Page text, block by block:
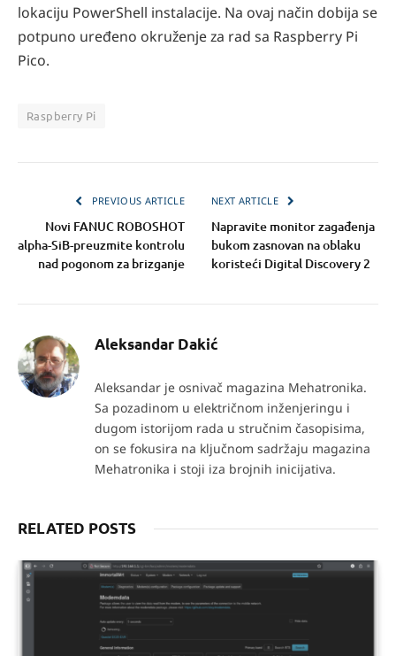
lokaciju PowerShell instalacije. Na ovaj način dobija se
potpuno uređeno okruženje za rad sa Raspberry Pi
Pico.
Raspberry Pi
PREVIOUS ARTICLE
Novi FANUC ROBOSHOT
alpha-SiB-preuzmite kontrolu
nad pogonom za brizganje
NEXT ARTICLE
Napravite monitor zagađenja
bukom zasnovan na oblaku
koristeći Digital Discovery 2
Aleksandar Dakić
Aleksandar je osnivač magazina Mehatronika.
Sa pozadinom u električnom inženjeringu i
dugom istorijom rada u stručnim časopisima,
on se fokusira na ključnom sadržaju magazina
Mehatronika i stoji iza brojnih inicijativa.
RELATED POSTS